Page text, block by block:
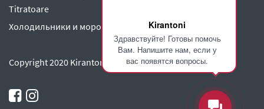
Kirantoni
Здравствуйте! Готовы помочь
Вам. Напишите нам, если у
вас появятся вопросы.
Titratoare
Холодильники и морозильники
Copyright 2020 Kirantoni SRL